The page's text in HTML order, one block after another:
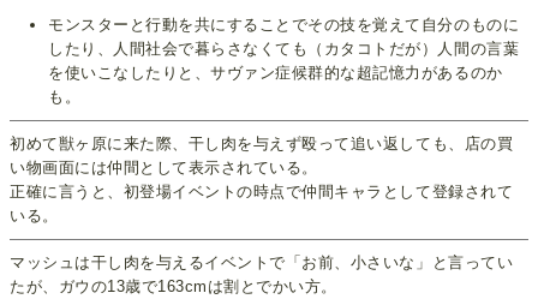
モンスターと行動を共にすることでその技を覚えて自分のものに
したり、人間社会で暮らさなくても（カタコトだが）人間の言葉
を使いこなしたりと、サヴァン症候群的な超記憶力があるのか
も。
初めて獣ヶ原に来た際、干し肉を与えず殴って追い返しても、店の買
い物画面には仲間として表示されている。
正確に言うと、初登場イベントの時点で仲間キャラとして登録されて
いる。
マッシュは干し肉を与えるイベントで「お前、小さいな」と言ってい
たが、ガウの13歳で163cmは割とでかい方。